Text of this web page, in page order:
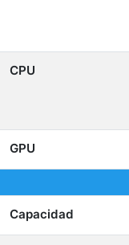
CPU
GPU
Capacidad